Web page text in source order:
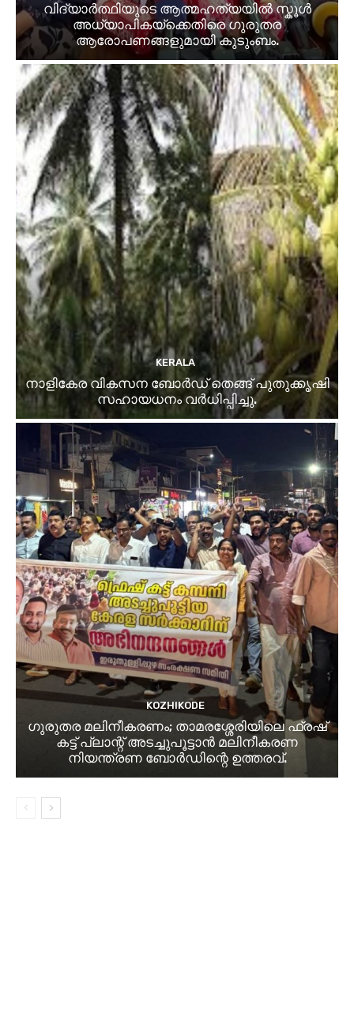
വിദ്യാർത്ഥിയുടെ ആത്മഹത്യയിൽ സ്കൂൾ
അധ്യാപികയ്ക്കെതിരെ ഗുരുതര
ആരോപണങ്ങളുമായി കുടുംബം.
KERALA
നാളികേര വികസന ബോർഡ് തെങ്ങ് പുതുക്കൃഷി
സഹായധനം വർധിപ്പിച്ചു.
KOZHIKODE
ഗുരുതര മലിനീകരണം; താമരശ്ശേരിയിലെ ഫ്രഷ്
കട്ട് പ്ലാന്റ് അടച്ചുപൂട്ടാൻ മലിനീകരണ
നിയന്ത്രണ ബോർഡിന്റെ ഉത്തരവ്.